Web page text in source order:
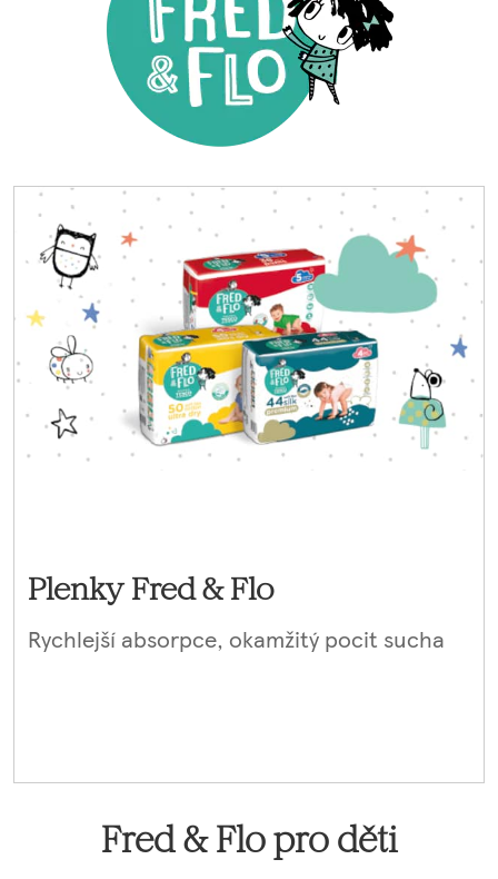
Plenky Fred & Flo
Rychlejší absorpce, okamžitý pocit sucha
Fred & Flo pro děti